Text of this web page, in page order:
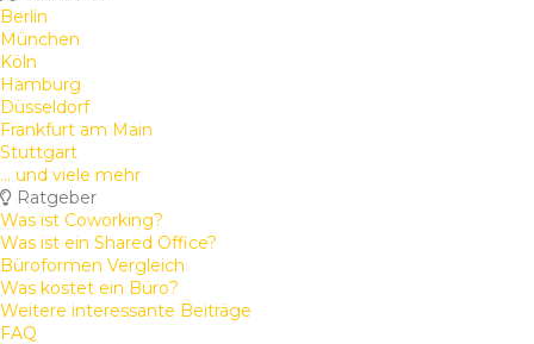
Berlin
München
Köln
Hamburg
Düsseldorf
Frankfurt am Main
Stuttgart
... und viele mehr
Ratgeber
Was ist Coworking?
Was ist ein Shared Office?
Büroformen Vergleich
Was kostet ein Büro?
Weitere interessante Beiträge
FAQ